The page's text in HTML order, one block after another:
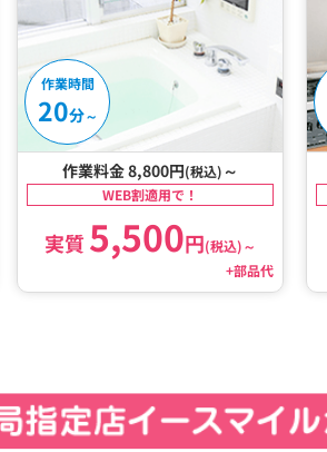
作業時間
20分～
作業料金 8,800円(税込) ～
WEB割適用で！
実質 5,500円(税込)～
+部品代